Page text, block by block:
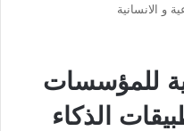
و الانسانية
للمؤسسات
الذكاء